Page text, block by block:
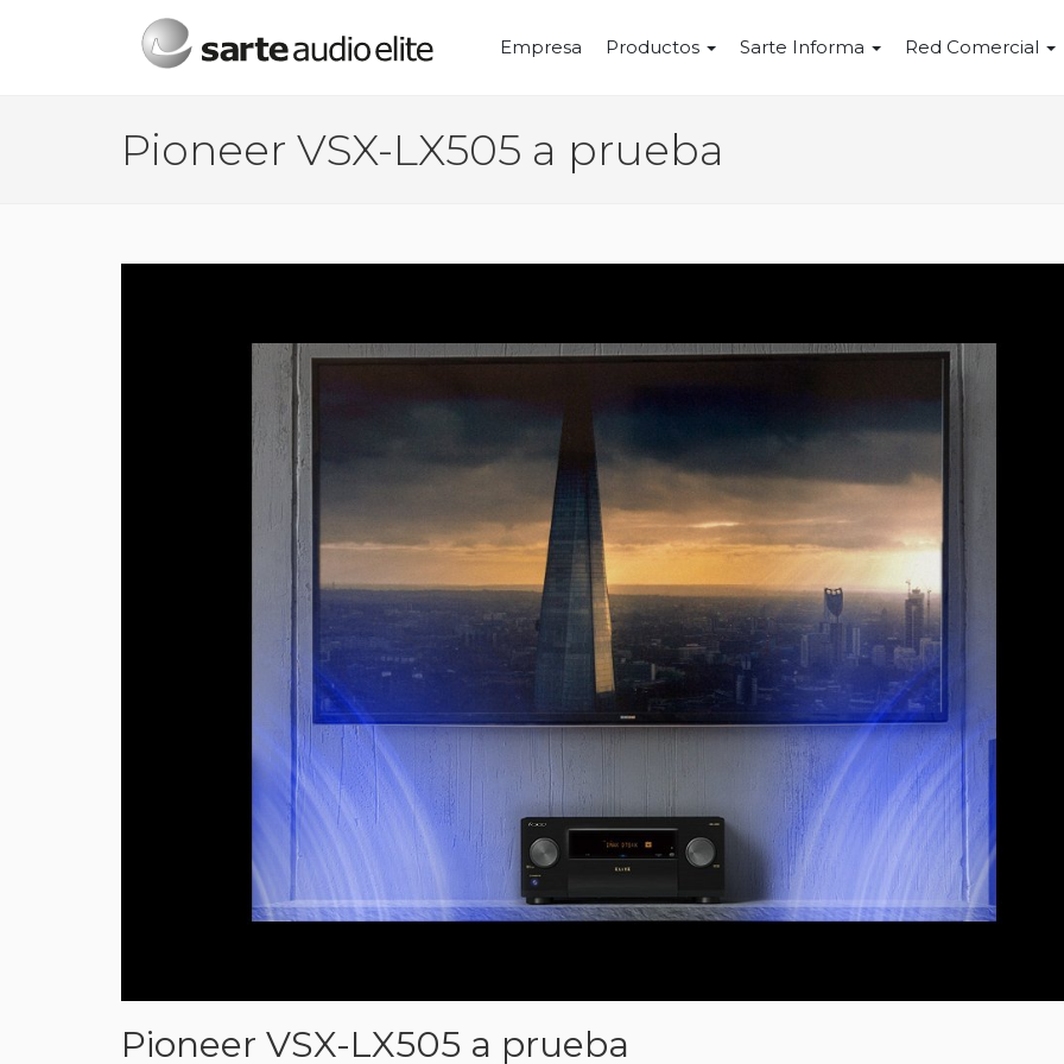
Menú principal
Empresa Productos Sarte Informa Red Comercial
Pioneer VSX-LX505 a prueba
Pioneer VSX-LX505 a prueba